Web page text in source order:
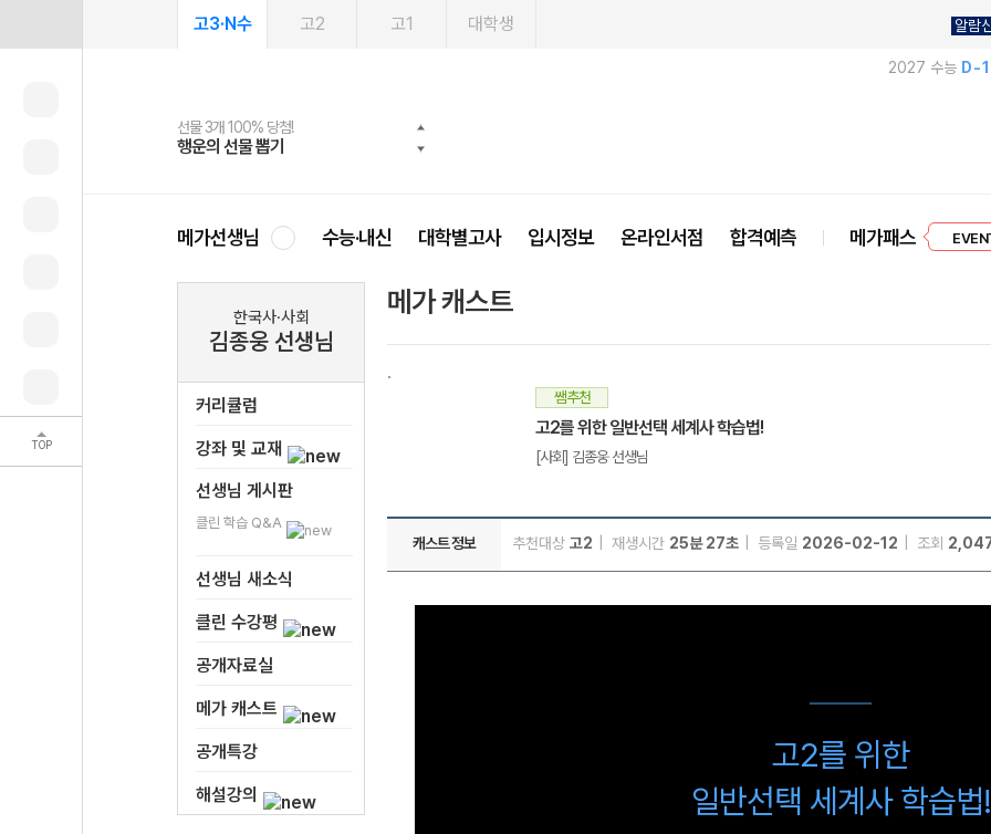
TOP
고3·N수 고2 고1 대학생 알람
2027 수능 D-
선물 3개 100% 당첨!
행운의 선물 뽑기
선물 100% 증정!
메가스터디 X 올리브
여름방학 스터디 캐시백
메가런 썸머스쿨
2027 러셀 단과
강사 공개선발
스마트러닝앱
설문 EVENT
메가패스
3일 무료 체험권
메가패스 수강생 무료혜택!
메가클럽 멤버십
사회공헌 캠페인
희망이룸 메가나눔
메가선생님 수능·내신 대학별고사 입시정보 온라인서점 합격예측 메가패스
한국사·사회
김종웅 선생님
커리큘럼
강좌 및 교재
선생님 게시판
클린 학습 Q&A
선생님 새소식
클린 수강평
공개자료실
메가 캐스트
공개특강
해설강의
메가 캐스트
쌤추천
고2를 위한 일반선택 세계사 학습법!
[사회] 김종웅 선생님
캐스트 정보 추천대상 고2 재생시간 25분 27초 등록일 2026-02-12 조회
고2를 위한
일반선택 세계사 학습법!